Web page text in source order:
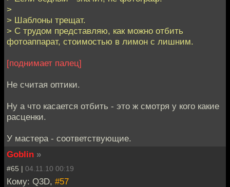
>
> Шаблоны трещат.
> С трудом представляю, как можно отбить
фотоаппарат, стоимостью в лимон с лишним.
[поднимает палец]
Не считая оптики.
Ну а что касается отбить - это ж смотря у кого какие
расценки.
У мастера - соответствующие.
Goblin »
#65 | 04.11.10 00:19
Кому: Q3D, #57